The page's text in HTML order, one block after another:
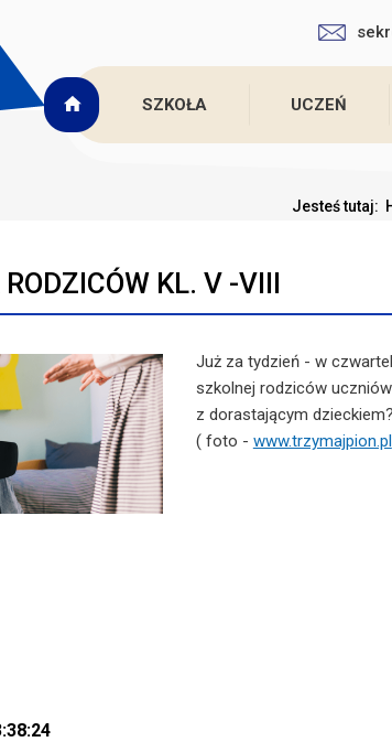
SZKOŁA UCZEŃ
Jesteś tutaj:
KL. V -VIII
Już za tydzień - w
szkolnej rodziców
z dorastającym
( foto - www.trzymajpion.pl